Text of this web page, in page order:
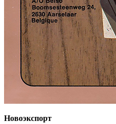
Новоэкспорт